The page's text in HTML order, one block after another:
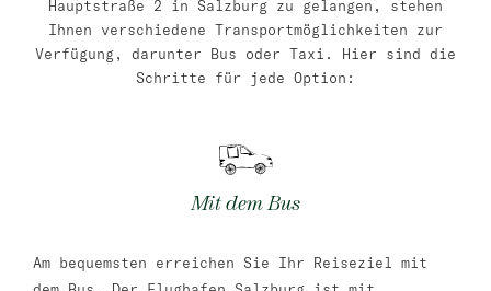
Hauptstraße 2 in Salzburg zu gelangen, stehen
Ihnen verschiedene Transportmöglichkeiten zur
Verfügung, darunter Bus oder Taxi. Hier sind die
Schritte für jede Option:
Mit dem Bus
Am bequemsten erreichen Sie Ihr Reiseziel mit